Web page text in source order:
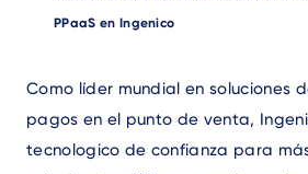
PPaaS en Ingenico
Text
Como líder mundial en soluciones
pagos en el punto de venta,
tecnologico de confianza para